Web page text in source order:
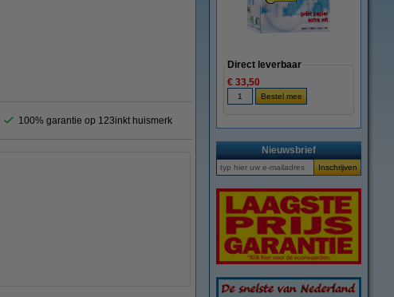
100% garantie op 123inkt huismerk
Direct leverbaar
€ 33,50
Nieuwsbrief